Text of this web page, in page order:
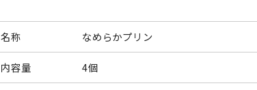
名称 なめらかプリン
内容量 4個